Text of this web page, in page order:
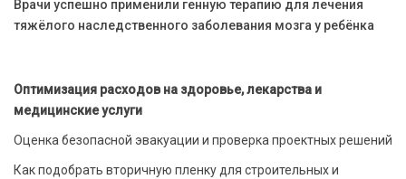
Врачи успешно применили генную терапию для лечения
тяжёлого наследственного заболевания мозга у ребёнка
Оптимизация расходов на здоровье, лекарства и
медицинские услуги
Оценка безопасной эвакуации и проверка проектных решений
Как подобрать вторичную пленку для строительных и